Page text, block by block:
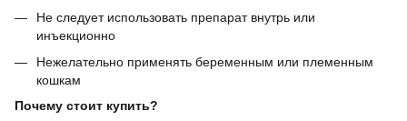
Не следует использовать препарат внутрь или
инъекционно
Нежелательно применять беременным или племенным
кошкам
Почему стоит купить?